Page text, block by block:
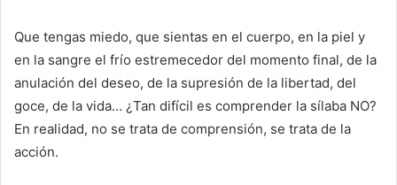
Que tengas miedo, que sientas en el cuerpo, en la piel y
en la sangre el frío estremecedor del momento final, de la
anulación del deseo, de la supresión de la libertad, del
goce, de la vida… ¿Tan difícil es comprender la sílaba NO?
En realidad, no se trata de comprensión, se trata de la
acción.